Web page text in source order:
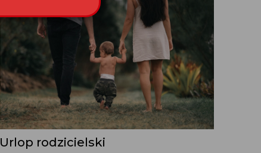
Urlop rodzicielski